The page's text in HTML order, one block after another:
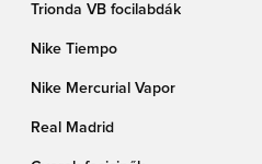
Trionda VB focilabdák
Nike Tiempo
Nike Mercurial Vapor
Real Madrid